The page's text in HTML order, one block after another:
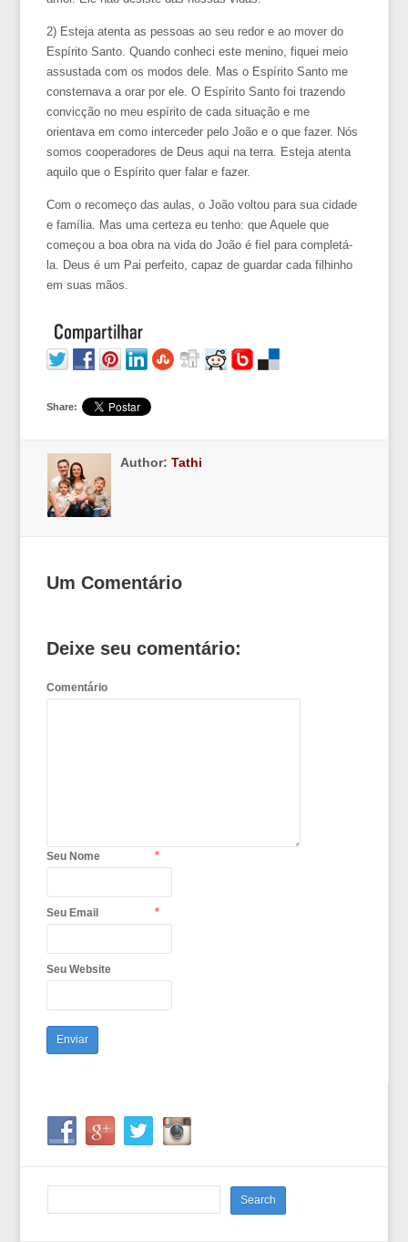
2) Esteja atenta as pessoas ao seu redor e ao mover do
Espírito Santo. Quando conheci este menino, fiquei meio
assustada com os modos dele. Mas o Espírito Santo me
consternava a orar por ele. O Espírito Santo foi trazendo
convicção no meu espírito de cada situação e me
orientava em como interceder pelo João e o que fazer. Nós
somos cooperadores de Deus aqui na terra. Esteja atenta
aquilo que o Espírito quer falar e fazer.
Com o recomeço das aulas, o João voltou para sua cidade
e família. Mas uma certeza eu tenho: que Aquele que
começou a boa obra na vida do João é fiel para completá-
la. Deus é um Pai perfeito, capaz de guardar cada filhinho
em suas mãos.
Share:
Author:Tathi
Um Comentário
Deixe seu comentário:
Comentário
Seu Nome *
Seu Email *
Seu Website